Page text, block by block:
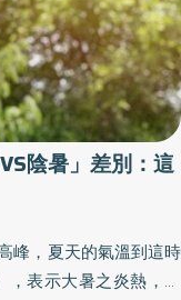
陰暑」差別：這
峰，夏天的氣溫到這時
表示大暑之炎熱，象